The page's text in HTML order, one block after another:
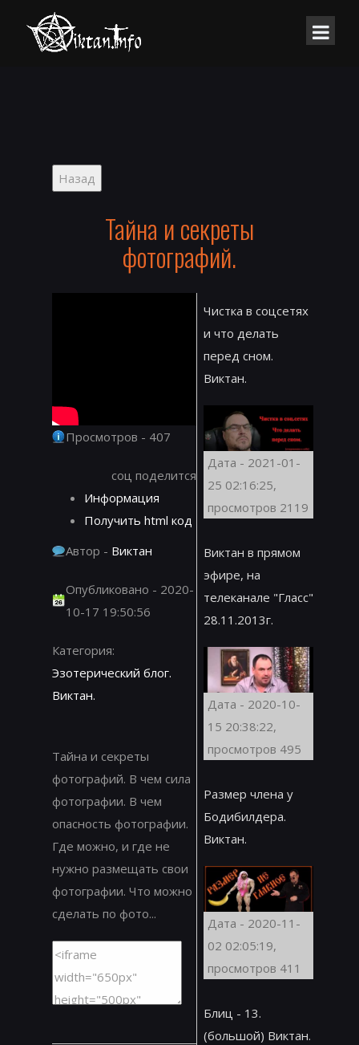
Тайна и секреты
фотографий.
Просмотров - 407
соц поделится
Информация
Получить html код
Автор - Виктан
Опубликовано - 2020-
10-17 19:50:56
Категория:
Эзотерический блог.
Виктан.
Тайна и секреты
фотографий. В чем сила
фотографии. В чем
опасность фотографии.
Где можно, и где не
нужно размещать свои
фотографии. Что можно
сделать по фото...
Чистка в соцсетях
и что делать
перед сном.
Виктан.
Дата - 2021-01-
25 02:16:25,
просмотров 2119
Виктан в прямом
эфире, на
телеканале "Гласс"
28.11.2013г.
Дата - 2020-10-
15 20:38:22,
просмотров 495
Размер члена у
Бодибилдера.
Виктан.
Дата - 2020-11-
02 02:05:19,
просмотров 411
Блиц - 13.
(большой) Виктан.